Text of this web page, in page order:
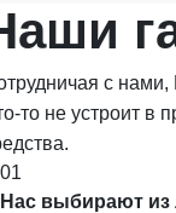
с
то не устроит в
01
Нас выбирают из